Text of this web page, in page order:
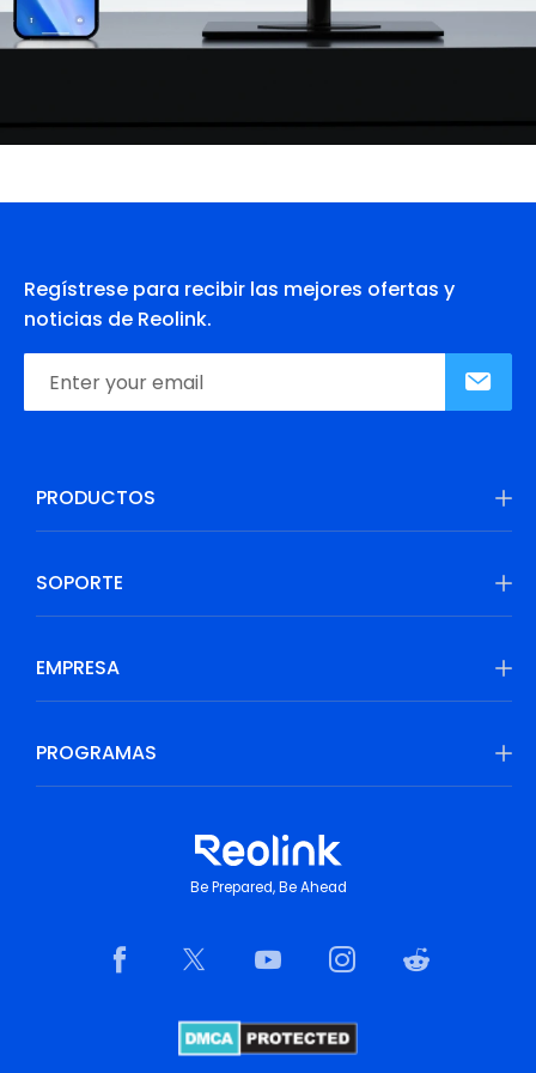
Regístrese para recibir las mejores ofertas y
noticias de Reolink.
PRODUCTOS
SOPORTE
EMPRESA
PROGRAMAS
Be Prepared, Be Ahead